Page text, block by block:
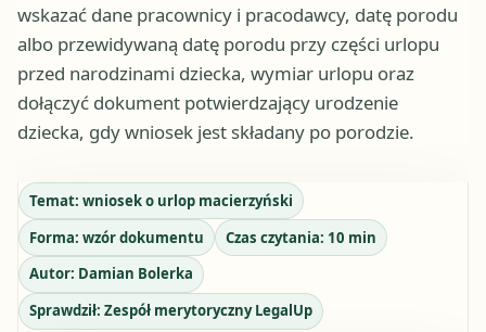
wskazać dane pracownicy i pracodawcy, datę porodu
albo przewidywaną datę porodu przy części urlopu
przed narodzinami dziecka, wymiar urlopu oraz
dołączyć dokument potwierdzający urodzenie
dziecka, gdy wniosek jest składany po porodzie.
Temat: wniosek o urlop macierzyński
Forma: wzór dokumentu Czas czytania: 10 min
Autor: Damian Bolerka
Sprawdził: Zespół merytoryczny LegalUp